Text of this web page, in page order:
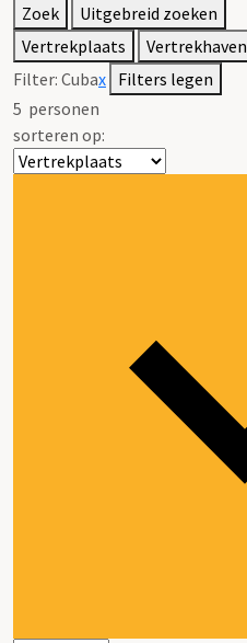
Zoek
Uitgebreid zoeken
Vertrekplaats
Vertrekhaven
Filter: Cubax Filters legen
5 personen
sorteren op: